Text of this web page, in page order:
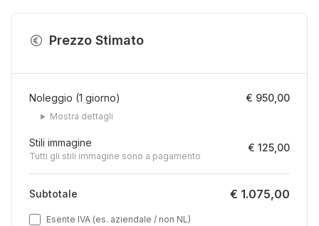
Prezzo Stimato
Noleggio (1 giorno) € 950,00
Mostra dettagli
Stili immagine
Tutti gli stili immagine sono a pagamento
€ 125,00
Subtotale € 1.075,00
Esente IVA (es. aziendale / non NL)